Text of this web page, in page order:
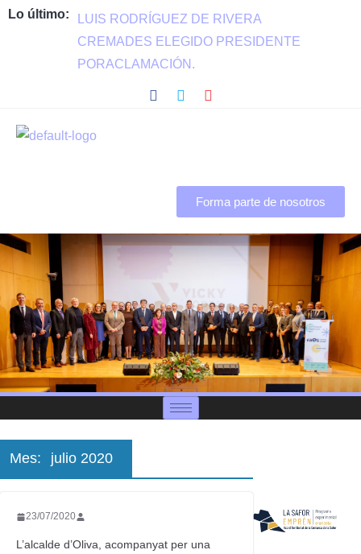
Lo último:
LUIS RODRÍGUEZ DE RIVERA
CREMADES ELEGIDO PRESIDENTE
PORACLAMACIÓN.
Forma parte de nosotros
Mes: julio 2020
23/07/2020
L’alcalde d’Oliva, acompanyat per una